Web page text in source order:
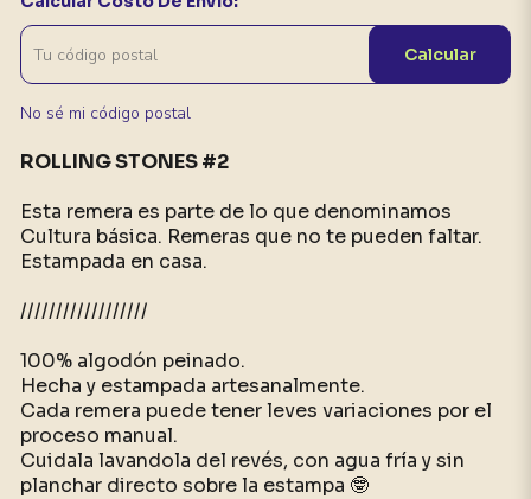
Calcular
No sé mi código postal
ROLLING STONES #2
Esta remera es parte de lo que denominamos
Cultura básica. Remeras que no te pueden faltar.
Estampada en casa.
//////////////////
100% algodón peinado.
Hecha y estampada artesanalmente.
Cada remera puede tener leves variaciones por el
proceso manual.
Cuidala lavandola del revés, con agua fría y sin
planchar directo sobre la estampa 🤓